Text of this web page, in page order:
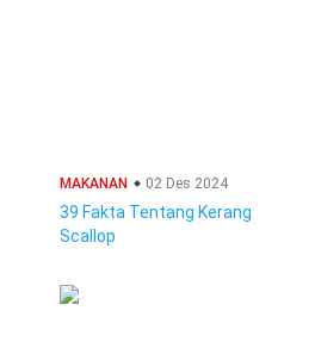
MAKANAN 02 Des 2024
39 Fakta Tentang Kerang
Scallop